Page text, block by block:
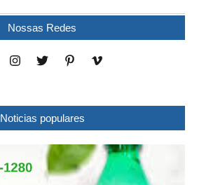
Nossas Redes
Noticias populares